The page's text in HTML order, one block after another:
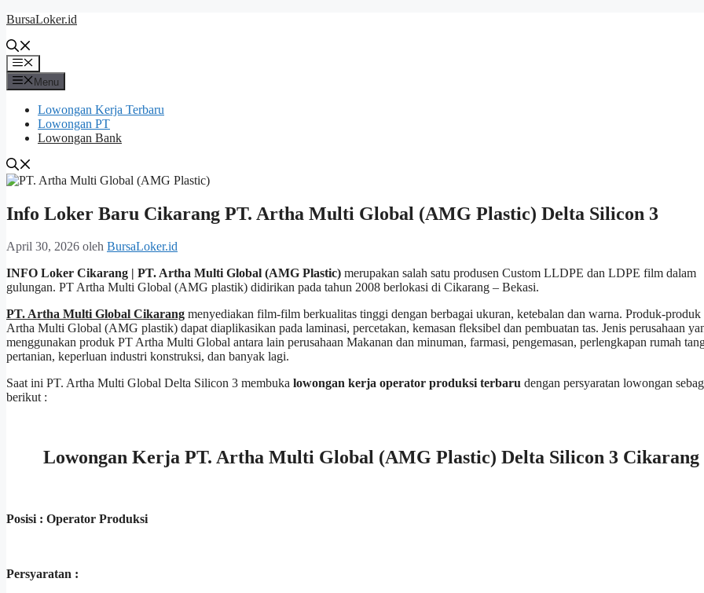
Langsung
isi
BursaLoker.id
Menu
Menu
Lowongan Kerja Terbaru
Lowongan PT
Lowongan Bank
Info Loker Baru Cikarang PT. Artha Multi Global (AMG Plastic) Delta Silicon 3
April 30, 2026 oleh BursaLoker.id
INFO Loker Cikarang | PT. Artha Multi Global (AMG Plastic) merupakan salah satu produsen Custom LLDPE dan LDPE film dalam
gulungan. PT Artha Multi Global (AMG plastik) didirikan pada tahun 2008 berlokasi di Cikarang – Bekasi.
PT. Artha Multi Global Cikarang menyediakan film-film berkualitas tinggi dengan berbagai ukuran, ketebalan dan warna. Produk-produk
Artha Multi Global (AMG plastik) dapat diaplikasikan pada laminasi, percetakan, kemasan fleksibel dan pembuatan tas. Jenis perusahaan
menggunakan produk PT Artha Multi Global antara lain perusahaan Makanan dan minuman, farmasi, pengemasan, perlengkapan rumah
pertanian, keperluan industri konstruksi, dan banyak lagi.
Saat ini PT. Artha Multi Global Delta Silicon 3 membuka lowongan kerja operator produksi terbaru dengan persyaratan lowongan
berikut :
Lowongan Kerja PT. Artha Multi Global (AMG Plastic) Delta Silicon 3 Cikarang
Posisi : Operator Produksi
Persyaratan :